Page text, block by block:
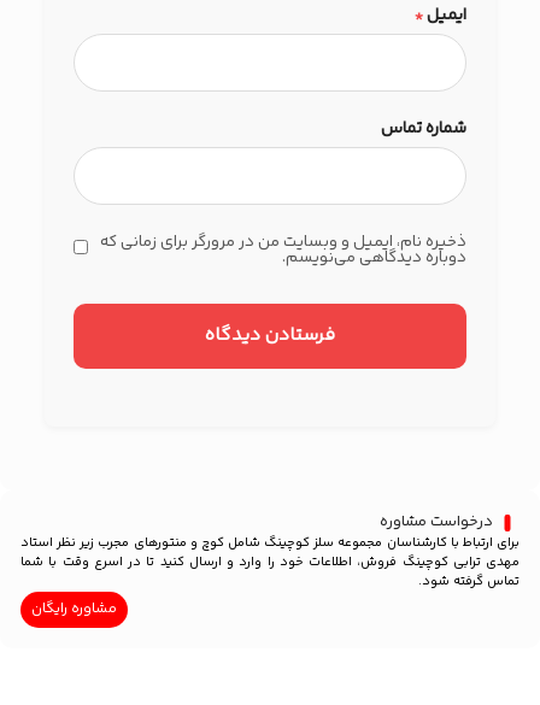
ایمیل*
شماره تماس
ذخیره نام، ایمیل و وبسایت من در مرورگر برای زمانی که
دوباره دیدگاهی می‌نویسم.
درخواست مشاوره
برای ارتباط با کارشناسان مجموعه سلز کوچینگ شامل کوچ و منتورهای مجرب زیر نظر استاد
مهدی ترابی کوچینگ فروش، اطلاعات خود را وارد و ارسال کنید تا در اسرع وقت با شما
تماس گرفته شود.
مشاوره رایگان